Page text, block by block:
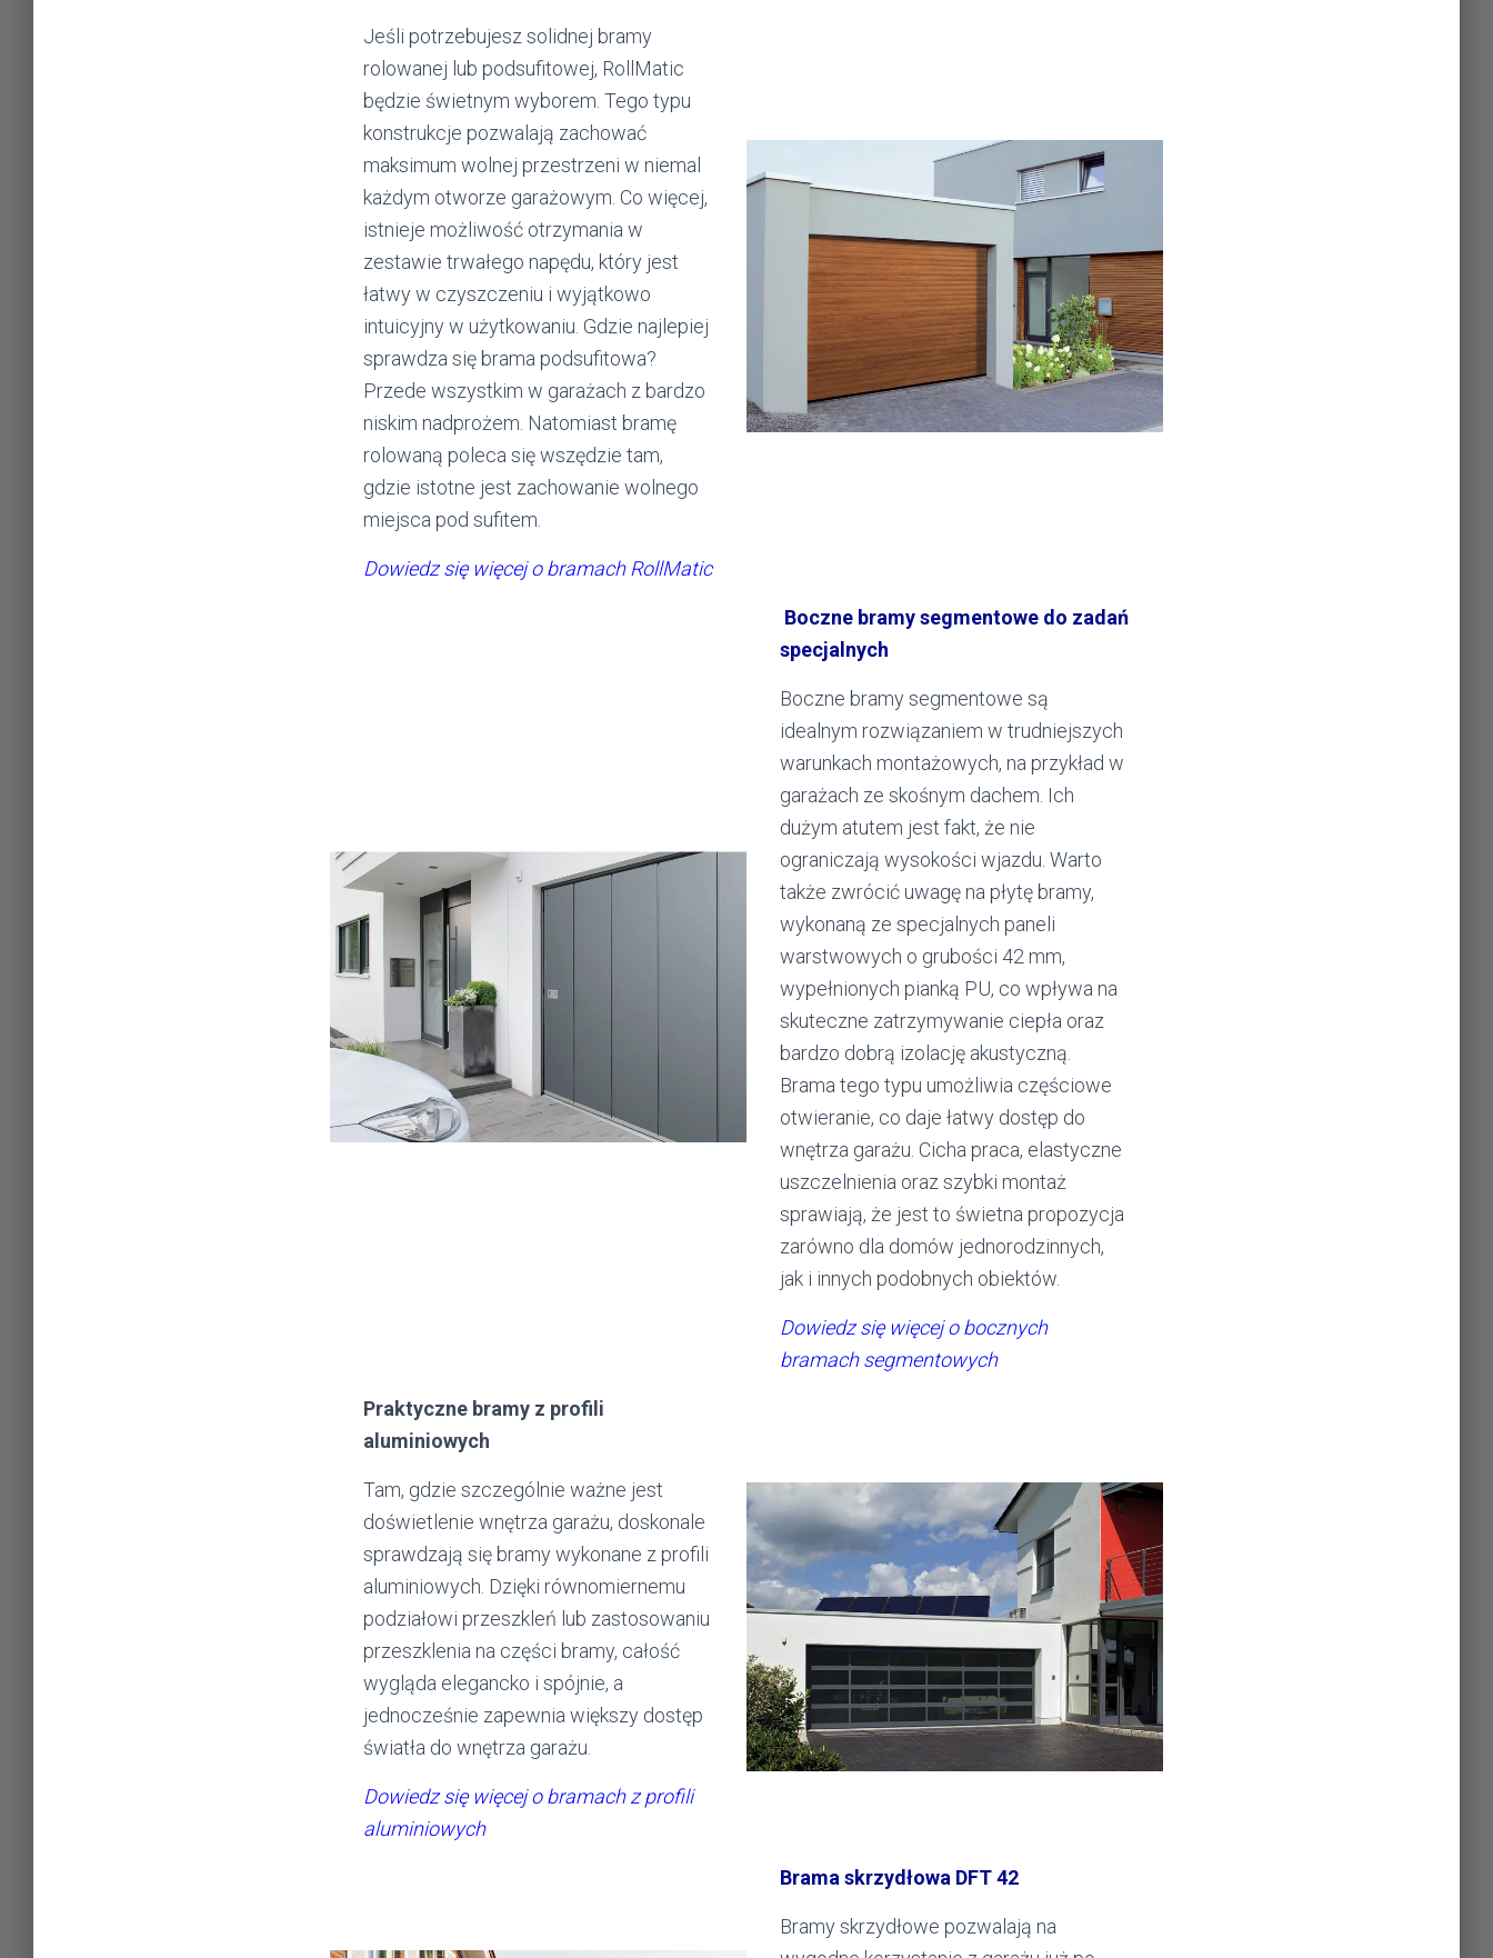
Jeśli potrzebujesz solidnej bramy
rolowanej lub podsufitowej, RollMatic
będzie świetnym wyborem. Tego typu
konstrukcje pozwalają zachować
maksimum wolnej przestrzeni w niemal
każdym otworze garażowym. Co więcej,
istnieje możliwość otrzymania w
zestawie trwałego napędu, który jest
łatwy w czyszczeniu i wyjątkowo
intuicyjny w użytkowaniu. Gdzie najlepiej
sprawdza się brama podsufitowa?
Przede wszystkim w garażach z bardzo
niskim nadprożem. Natomiast bramę
rolowaną poleca się wszędzie tam,
gdzie istotne jest zachowanie wolnego
miejsca pod sufitem.
Dowiedz się więcej o bramach RollMatic
Boczne bramy segmentowe do zadań
specjalnych
Boczne bramy segmentowe są
idealnym rozwiązaniem w trudniejszych
warunkach montażowych, na przykład w
garażach ze skośnym dachem. Ich
dużym atutem jest fakt, że nie
ograniczają wysokości wjazdu. Warto
także zwrócić uwagę na płytę bramy,
wykonaną ze specjalnych paneli
warstwowych o grubości 42 mm,
wypełnionych pianką PU, co wpływa na
skuteczne zatrzymywanie ciepła oraz
bardzo dobrą izolację akustyczną.
Brama tego typu umożliwia częściowe
otwieranie, co daje łatwy dostęp do
wnętrza garażu. Cicha praca, elastyczne
uszczelnienia oraz szybki montaż
sprawiają, że jest to świetna propozycja
zarówno dla domów jednorodzinnych,
jak i innych podobnych obiektów.
Dowiedz się więcej o bocznych
bramach segmentowych
Praktyczne bramy z profili
aluminiowych
Tam, gdzie szczególnie ważne jest
doświetlenie wnętrza garażu, doskonale
sprawdzają się bramy wykonane z profili
aluminiowych. Dzięki równomiernemu
podziałowi przeszkleń lub zastosowaniu
przeszklenia na części bramy, całość
wygląda elegancko i spójnie, a
jednocześnie zapewnia większy dostęp
światła do wnętrza garażu.
Dowiedz się więcej o bramach z profili
aluminiowych
Brama skrzydłowa DFT 42
Bramy skrzydłowe pozwalają na